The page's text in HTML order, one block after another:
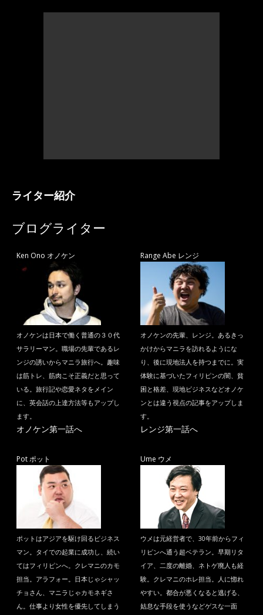
ライター紹介
ブログライター
Ken Ono オノケン
オノケンは日本で働く普通の３０代
サラリーマン。職場の先輩であるレ
ンジの誘いからマニラ旅行へ。趣味
は筋トレ、筋肉こそ正義だと思って
いる。旅行記や恋愛ネタをメイン
に、英会話の上達方法等もアップし
ます。
オノケン第一話へ
Range Abe レンジ
オノケンの先輩、レンジ。あるきっ
かけからマニラを訪れるようにな
り、後に現地法人を持つまでに。実
体験に基づいたフィリピンの闇、貧
困と格差、現地ビジネスなどオノケ
ンとは違う視点の記事をアップしま
す。
レンジ第一話へ
Pot ポット
ポットはアジアを駆け回るビジネス
マン。タイでの起業に成功し、続い
てはフィリピンへ。クレマニのカモ
担当。アラフォー。日本じゃシャッ
チョさん、マニラじゃカモネギさ
ん。仕事より女性を優先してしまう
Ume ウメ
ウメは元経営者で、30年前からフィ
リピンへ通う超ベテラン。早期リタ
イア、二度の離婚、ネトゲ廃人も経
験。クレマニのホレ担当。人に惚れ
やすい。都合が悪くなると逃げる、
姑息な手段を使うなどゲスな一面